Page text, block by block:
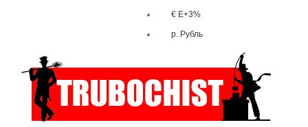
€ E+3%
р. Рубль